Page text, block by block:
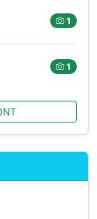
1
1